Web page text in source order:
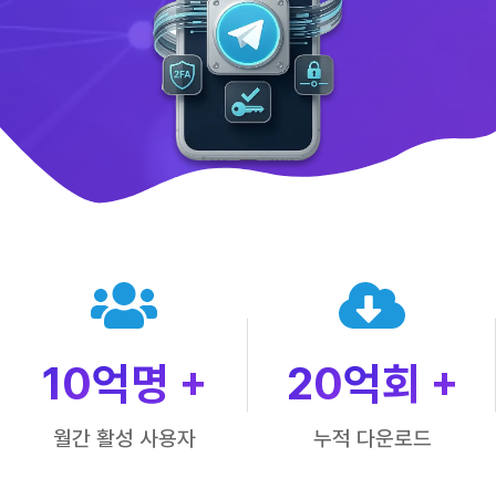
텔레그램 글로벌 이용 통계
10억명 +
월간 활성 사용자
20억회 +
누적 다운로드